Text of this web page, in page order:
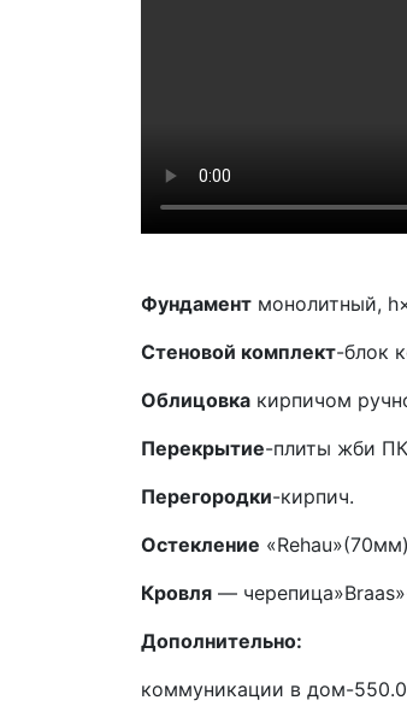
Фундамент монолитный,
Стеновой комплект-блок
Облицовка кирпичом
Перекрытие-плиты жби
Перегородки-кирпич.
Остекление
Кровля —
Дополнительно:
коммуникации в дом-